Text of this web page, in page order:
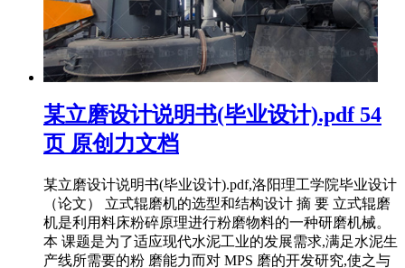
某立磨设计说明书(毕业设计).pdf 54
页 原创力文档
某立磨设计说明书(毕业设计).pdf,洛阳理工学院毕业设计
（论文） 立式辊磨机的选型和结构设计 摘 要 立式辊磨
机是利用料床粉碎原理进行粉磨物料的一种研磨机械。
本 课题是为了适应现代水泥工业的发展需求,满足水泥生
产线所需要的粉 磨能力而对 MPS 磨的开发研究,使之与